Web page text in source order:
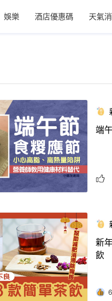
娛樂 酒店優惠碼 天氣
端
新
飲
6